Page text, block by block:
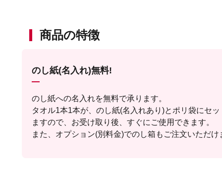
商品の特徴
のし紙(名入れ)無料!
のし紙への名入れを無料で承ります。
タオル1本1本が、のし紙(名入れあり)とポリ袋にセ
ますので、お受け取り後、すぐにご使用できます。
また、オプション(別料金)でのし箱もご注文いただけ